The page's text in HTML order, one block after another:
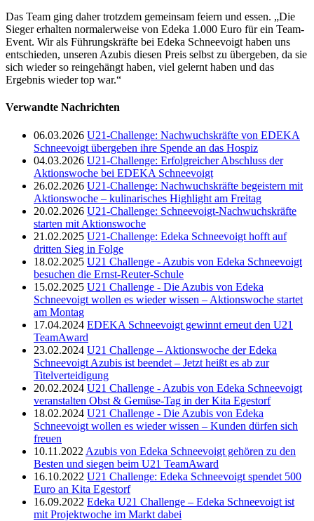
Das Team ging daher trotzdem gemeinsam feiern und essen. „Die
Sieger erhalten normalerweise von Edeka 1.000 Euro für ein Team-
Event. Wir als Führungskräfte bei Edeka Schneevoigt haben uns
entschieden, unseren Azubis diesen Preis selbst zu übergeben, da sie
sich wieder so reingehängt haben, viel gelernt haben und das
Ergebnis wieder top war.“
Verwandte Nachrichten
06.03.2026 U21-Challenge: Nachwuchskräfte von EDEKA
Schneevoigt übergeben ihre Spende an das Hospiz
04.03.2026 U21-Challenge: Erfolgreicher Abschluss der
Aktionswoche bei EDEKA Schneevoigt
26.02.2026 U21-Challenge: Nachwuchskräfte begeistern mit
Aktionswoche – kulinarisches Highlight am Freitag
20.02.2026 U21-Challenge: Schneevoigt-Nachwuchskräfte
starten mit Aktionswoche
21.02.2025 U21-Challenge: Edeka Schneevoigt hofft auf
dritten Sieg in Folge
18.02.2025 U21 Challenge - Azubis von Edeka Schneevoigt
besuchen die Ernst-Reuter-Schule
15.02.2025 U21 Challenge - Die Azubis von Edeka
Schneevoigt wollen es wieder wissen – Aktionswoche startet
am Montag
17.04.2024 EDEKA Schneevoigt gewinnt erneut den U21
TeamAward
23.02.2024 U21 Challenge – Aktionswoche der Edeka
Schneevoigt Azubis ist beendet – Jetzt heißt es ab zur
Titelverteidigung
20.02.2024 U21 Challenge - Azubis von Edeka Schneevoigt
veranstalten Obst & Gemüse-Tag in der Kita Egestorf
18.02.2024 U21 Challenge - Die Azubis von Edeka
Schneevoigt wollen es wieder wissen – Kunden dürfen sich
freuen
10.11.2022 Azubis von Edeka Schneevoigt gehören zu den
Besten und siegen beim U21 TeamAward
16.10.2022 U21 Challenge: Edeka Schneevoigt spendet 500
Euro an Kita Egestorf
16.09.2022 Edeka U21 Challenge – Edeka Schneevoigt ist
mit Projektwoche im Markt dabei